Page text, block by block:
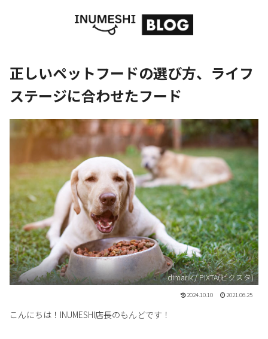
正しいペットフードの選び方、ライフ
ステージに合わせたフード
dimarik / PIXTA(ピクスタ)
2024.10.10 2021.06.25
こんにちは！INUMESHI店長のもんどです！